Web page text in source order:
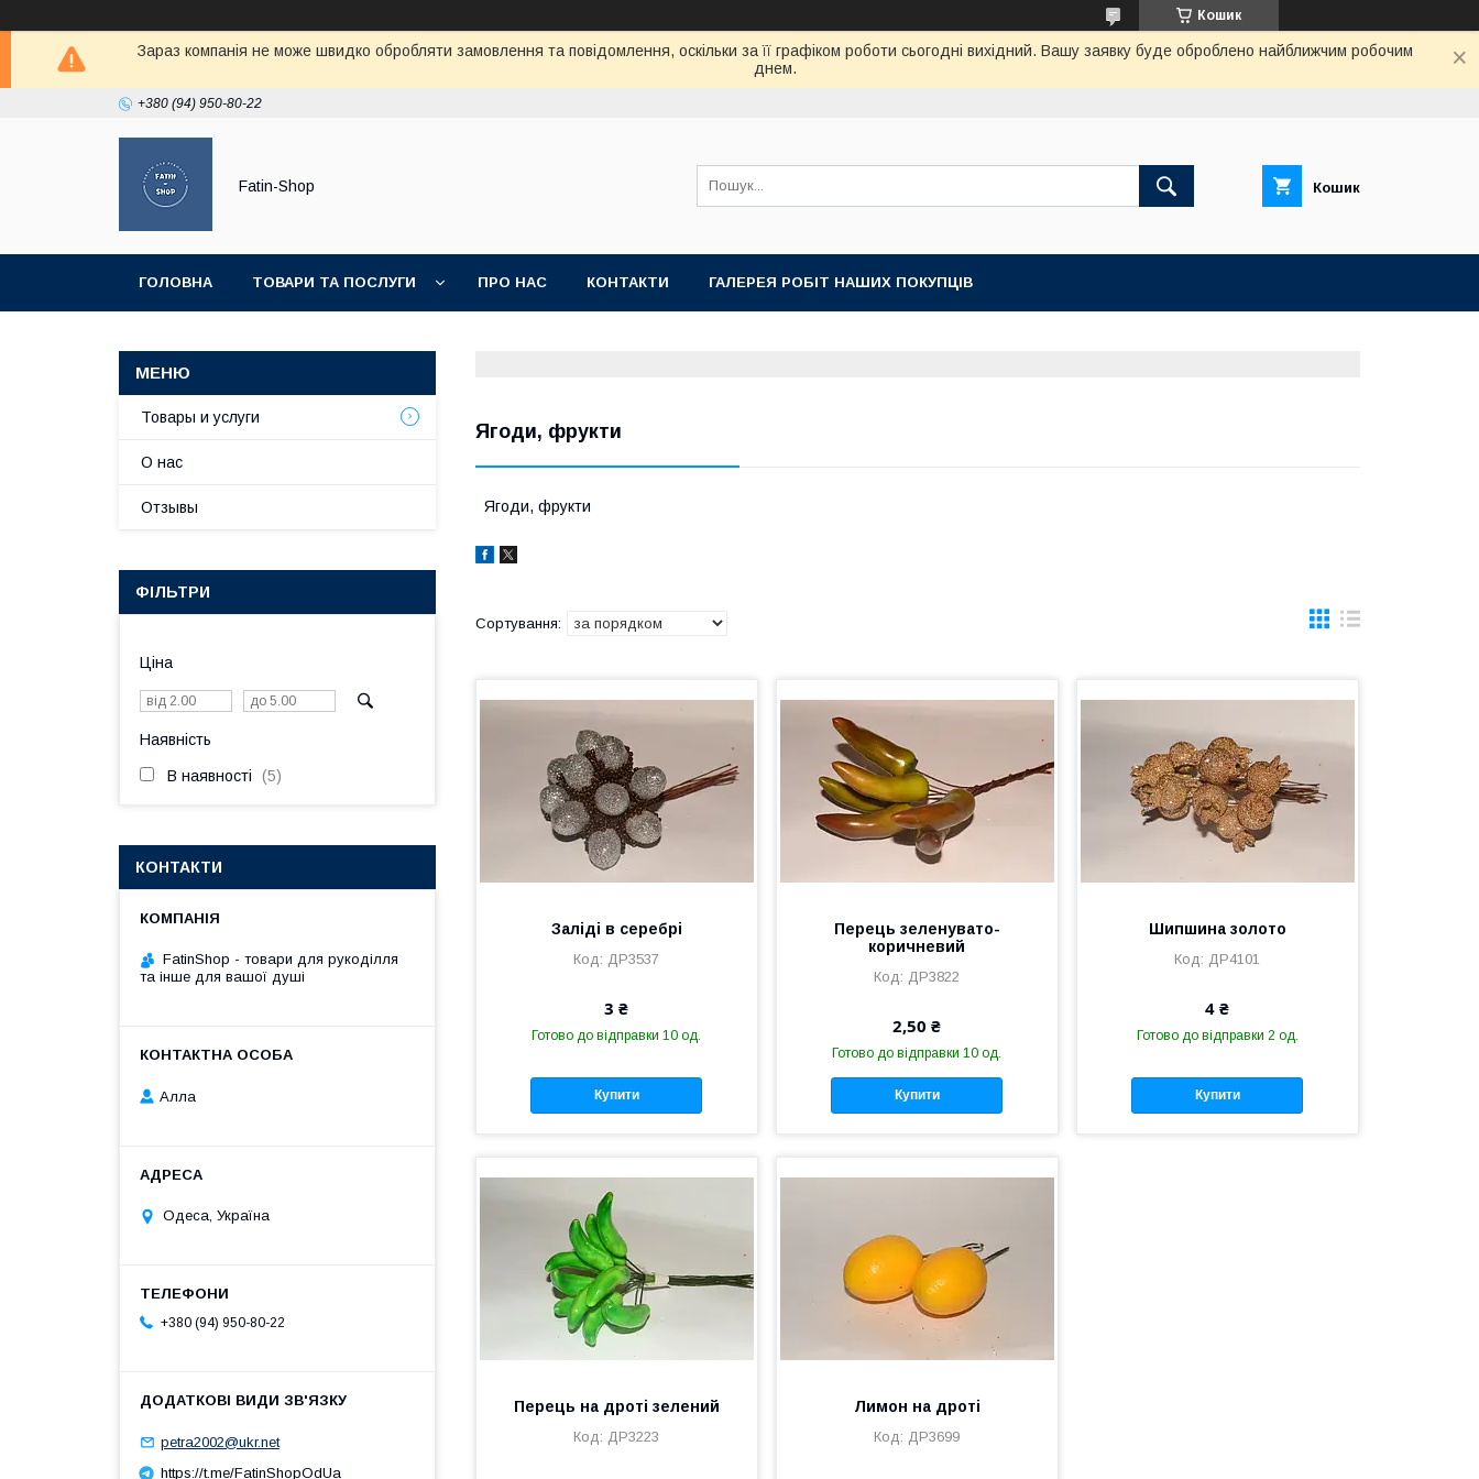
Кошик
Зараз компанія не може швидко обробляти замовлення та повідомлення, оскільки за її графіком роботи сьогодні вихідний. Вашу заявку буде оброблено найближчим робочим
днем.
+380 (94) 950-80-22
Fatin-Shop Кошик
ГОЛОВНА ТОВАРИ ТА ПОСЛУГИ ПРО НАС КОНТАКТИ ГАЛЕРЕЯ РОБІТ НАШИХ ПОКУПЦІВ
Ягоди, фрукти
Ягоди, фрукти
Заліді в серебрі
ДР3537
3 ₴
Готово до відправки 10 од.
Купити
Перець зеленувато-
коричневий
ДР3822
2,50 ₴
Готово до відправки 10 од.
Купити
Шипшина золото
ДР4101
4 ₴
Готово до відправки 2 од.
Купити
Перець на дроті зелений
ДР3223
Лимон на дроті
ДР3699
Товары и услуги
О нас
Отзывы
ФІЛЬТРИ
Ціна
Наявність
В наявності 5
КОНТАКТИ
FatinShop - товари для рукоділля
та інше для вашої душі
Алла
Одеса, Україна
+380 (94) 950-80-22
petra2002@ukr.net
https://t.me/FatinShopOdUa